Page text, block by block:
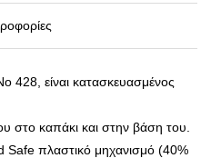
428, είναι κατασκευασμένος
στο καπάκι και στην βάση του.
Safe πλαστικό μηχανισμό (40%